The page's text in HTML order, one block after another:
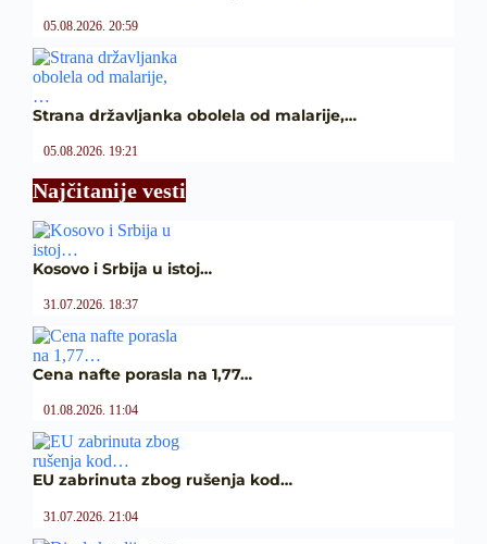
05.08.2026. 20:59
Strana državljanka obolela od malarije,…
05.08.2026. 19:21
Najčitanije vesti
Kosovo i Srbija u istoj…
31.07.2026. 18:37
Cena nafte porasla na 1,77…
01.08.2026. 11:04
EU zabrinuta zbog rušenja kod…
31.07.2026. 21:04